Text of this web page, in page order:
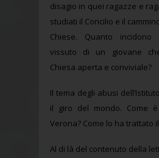
disagio in quei ragazze e
studiati il Concilio e il
Chiese. Quanto
vissuto di un giovane
Chiesa aperta e conviviale?
Il tema degli abusi
il giro del mondo. Come
Verona? Come lo ha trattato
Al di là del contenuto della